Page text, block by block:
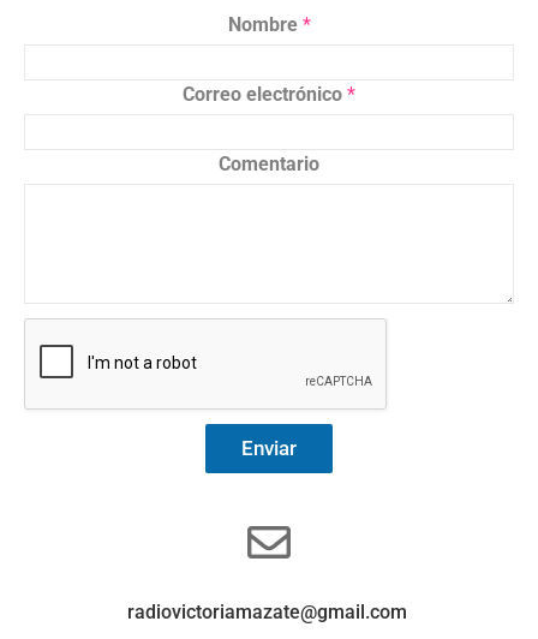
Nombre *
Correo electrónico *
Comentario
Enviar
radiovictoriamazate@gmail.com